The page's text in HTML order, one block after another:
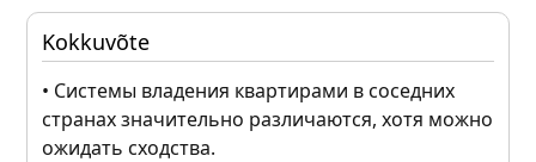
Kokkuvõte
• Системы владения квартирами в соседних
странах значительно различаются, хотя можно
ожидать сходства.